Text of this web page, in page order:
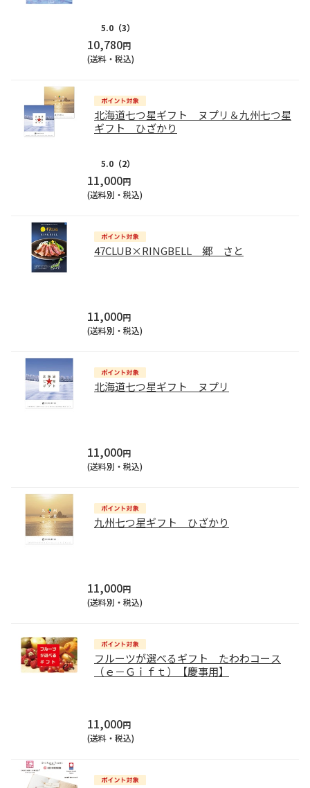
5.0 （3）
10,780円
(送料・税込)
北海道七つ星ギフト ヌプリ＆九州七つ星
ギフト ひざかり
5.0 （2）
11,000円
(送料別・税込)
47CLUB×RINGBELL 郷 さと
11,000円
(送料別・税込)
北海道七つ星ギフト ヌプリ
11,000円
(送料別・税込)
九州七つ星ギフト ひざかり
11,000円
(送料別・税込)
フルーツが選べるギフト たわわコース
（ｅ－Ｇｉｆｔ）【慶事用】
11,000円
(送料・税込)